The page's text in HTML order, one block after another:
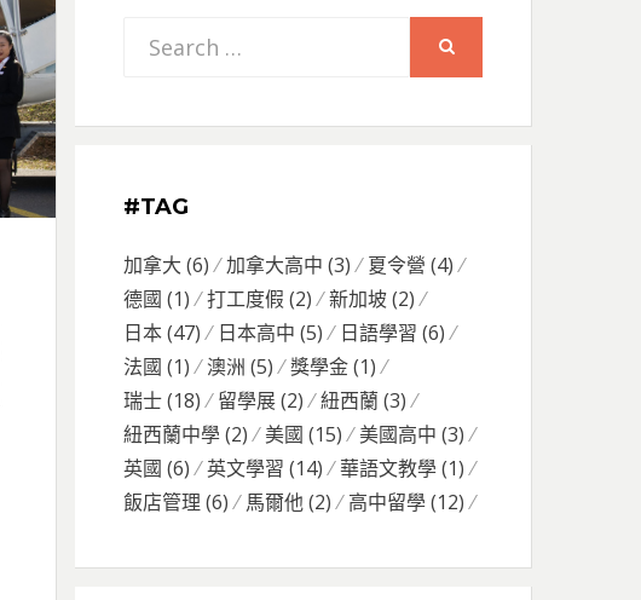
Search
#TAG
加拿大 (6) 加拿大高中 (3) 夏令營 (4)
德國 (1) 打工度假 (2) 新加坡(2)
日本(47) 日本高中 (5) 日語學習 (6)
法國 (1) 澳洲 (5) 獎學金(1)
瑞士(18) 留學展(2) 紐西蘭(3)
紐西蘭中學(2) 美國 (15) 美國高中 (3)
英國 (6) 英文學習 (14) 華語文教學(1)
飯店管理 (6) 馬爾他(2) 高中留學(12)